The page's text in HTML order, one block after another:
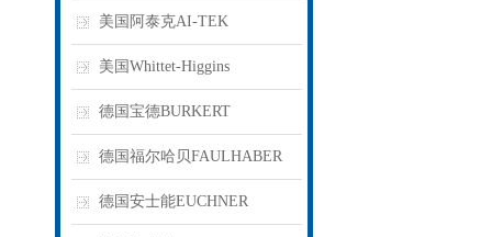
美国阿泰克AI-TEK
美国Whittet-Higgins
德国宝德BURKERT
德国福尔哈贝FAULHABER
德国安士能EUCHNER